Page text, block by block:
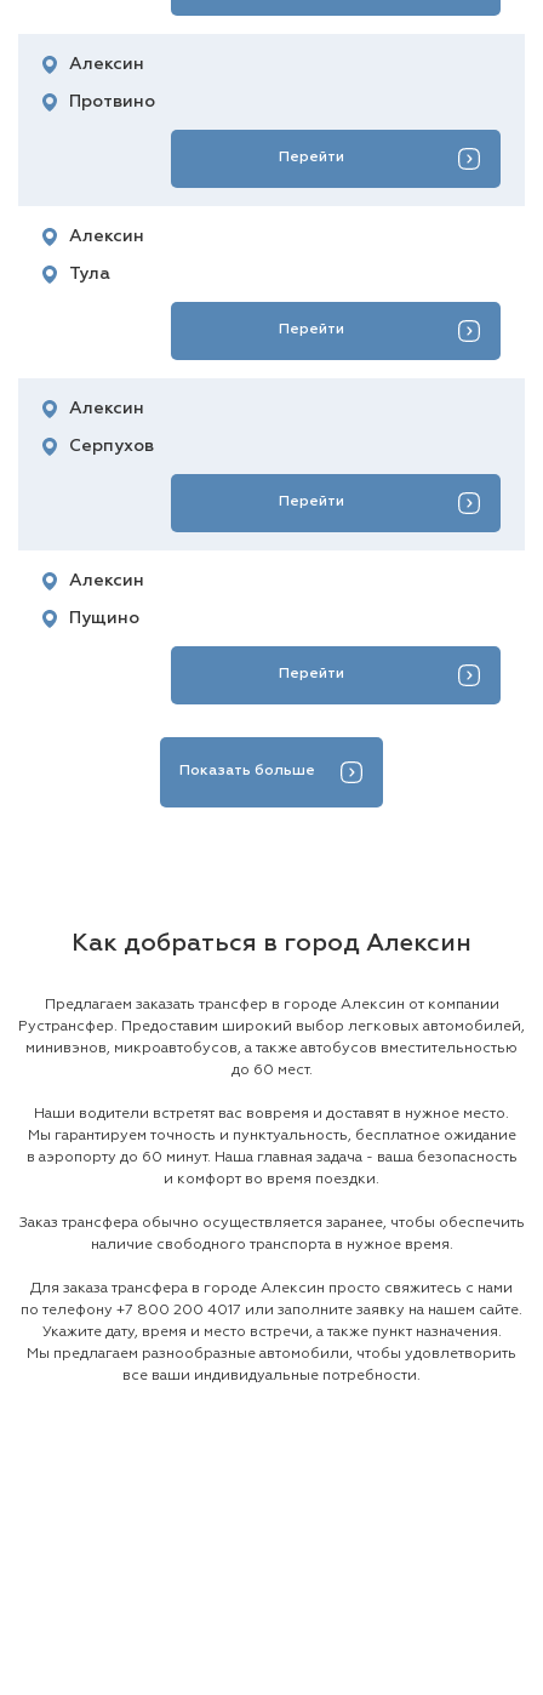
Алексин
Протвино
Перейти
Алексин
Тула
Перейти
Алексин
Серпухов
Перейти
Алексин
Пущино
Перейти
Показать больше
Как добраться в город Алексин
Предлагаем заказать трансфер в городе Алексин от компании
Рустрансфер. Предоставим широкий выбор легковых автомобилей,
минивэнов, микроавтобусов, а также автобусов вместительностью
до 60 мест.
Наши водители встретят вас вовремя и доставят в нужное место.
Мы гарантируем точность и пунктуальность, бесплатное ожидание
в аэропорту до 60 минут. Наша главная задача - ваша безопасность
и комфорт во время поездки.
Заказ трансфера обычно осуществляется заранее, чтобы обеспечить
наличие свободного транспорта в нужное время.
Для заказа трансфера в городе Алексин просто свяжитесь с нами
по телефону +7 800 200 4017 или заполните заявку на нашем сайте.
Укажите дату, время и место встречи, а также пункт назначения.
Мы предлагаем разнообразные автомобили, чтобы удовлетворить
все ваши индивидуальные потребности.